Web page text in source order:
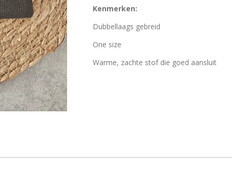
Kenmerken:
Dubbellaags gebreid
One size
Warme, zachte stof die goed aansluit